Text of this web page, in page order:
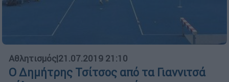
Αθλητισμός|21.07.2019 21:10
Ο Δημήτρης Τσίτσος από τα Γιαννιτσά